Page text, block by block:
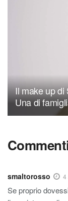
Il make up di
Una di
smaltorosso 4
Se proprio